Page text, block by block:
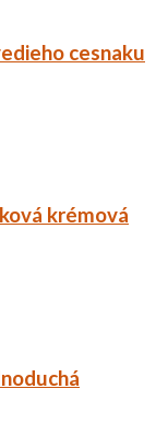
cesnaku
krémová